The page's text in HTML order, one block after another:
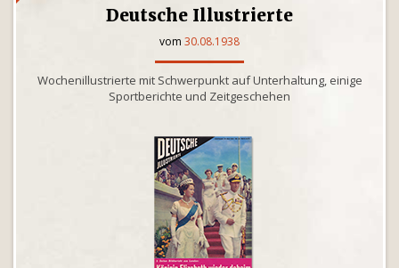
Deutsche Illustrierte
vom 30.08.1938
Wochenillustrierte mit Schwerpunkt auf Unterhaltung, einige
Sportberichte und Zeitgeschehen